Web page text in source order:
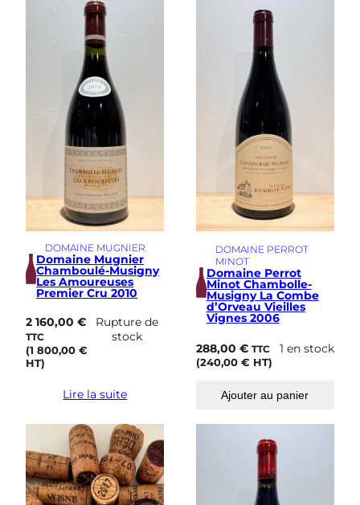
DOMAINE MUGNIER
Domaine Mugnier
Chamboulé-Musigny
Les Amoureuses
Premier Cru 2010
2 160,00€
TTC
(1 800,00€
HT)
Rupture de
stock
Lire la suite
DOMAINE PERROT
MINOT
Domaine Perrot
Minot Chambolle-
Musigny La Combe
d’Orveau Vieilles
Vignes 2006
288,00 € TTC
(240,00 €HT)
1 en stock
Ajouter au panier